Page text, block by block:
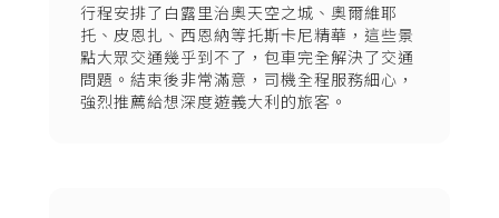
行程安排了白露里治奧天空之城、奧爾維耶
托、皮恩扎、西恩納等托斯卡尼精華，這些景
點大眾交通幾乎到不了，包車完全解決了交通
問題。結束後非常滿意，司機全程服務細心，
強烈推薦給想深度遊義大利的旅客。